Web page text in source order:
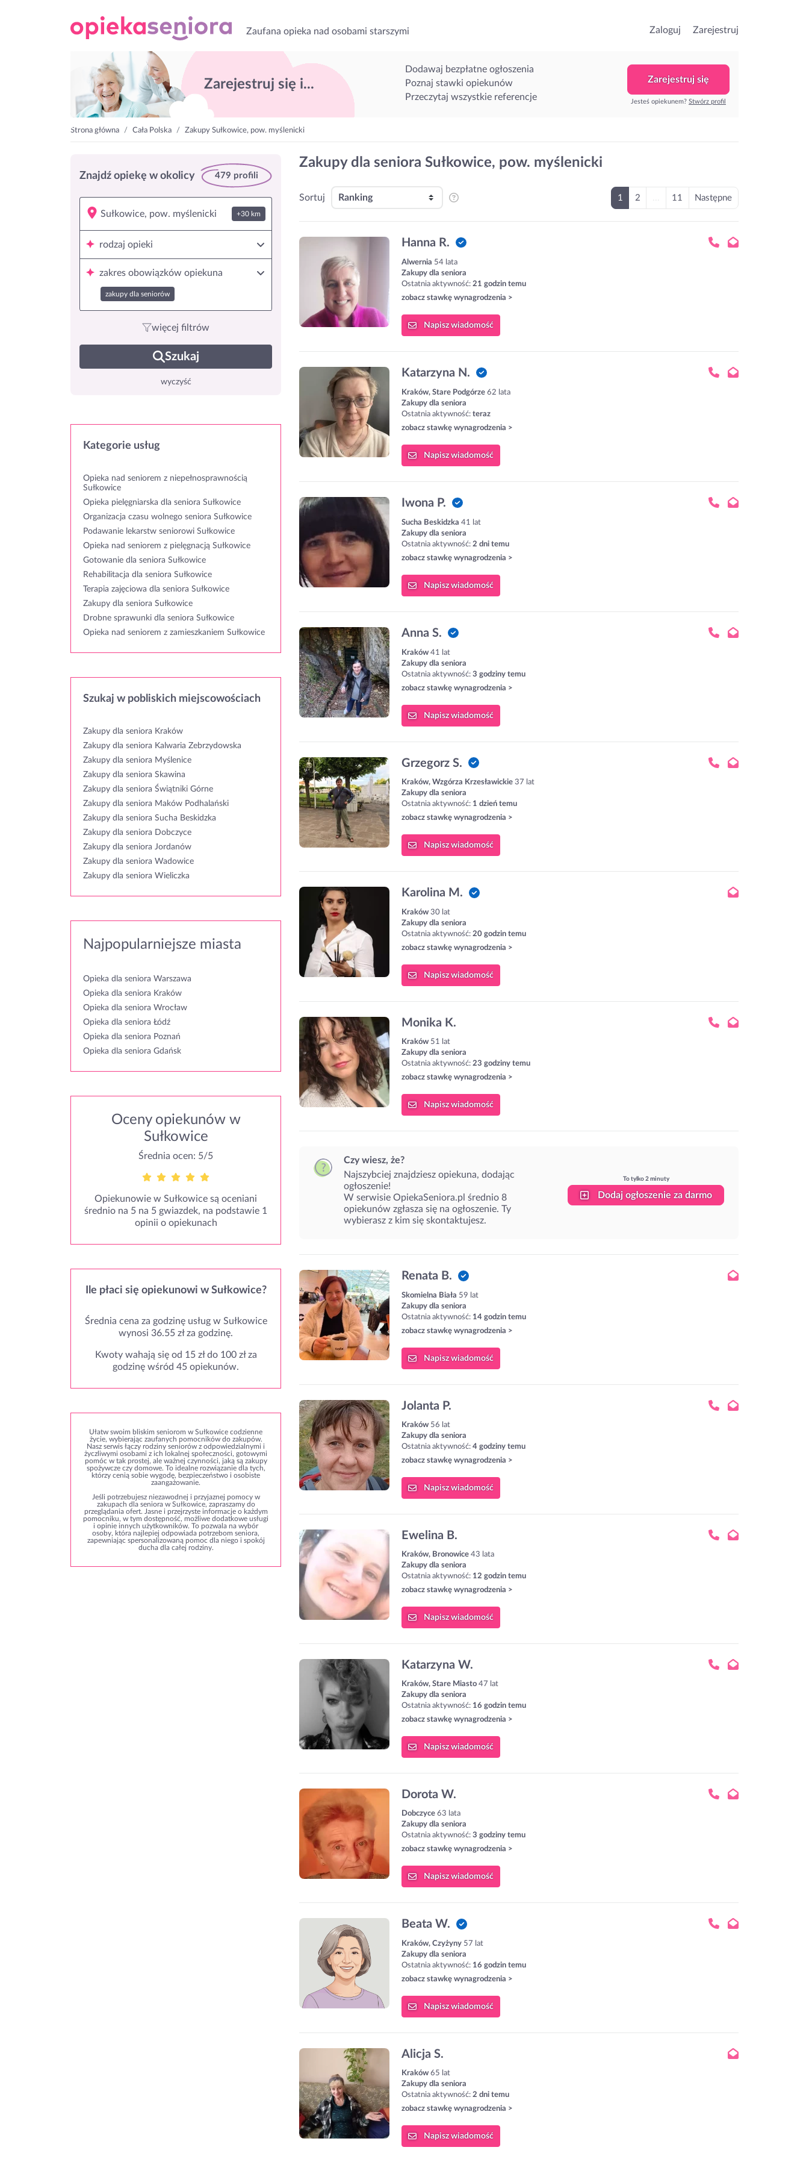
Zaufana opieka nad osobami starszymi Zaloguj Zarejestruj
Zarejestruj się i...
Dodawaj bezpłatne ogłoszenia
Poznaj stawki opiekunów
Przeczytaj wszystkie referencje
Zarejestruj się
Jesteś opiekunem? Stwórz profil
Strona główna Cała Polska Zakupy Sułkowice, pow. myślenicki
Znajdź opiekę w okolicy 479 profili
+30 km
rodzaj opieki
zakres obowiązków opiekuna
zakupy dla seniorów
więcej filtrów
Szukaj
wyczyść
Kategorie usług
Opieka nad seniorem z niepełnosprawnością
Sułkowice
Opieka pielęgniarska dla seniora Sułkowice
Organizacja czasu wolnego seniora Sułkowice
Podawanie lekarstw seniorowi Sułkowice
Opieka nad seniorem z pielęgnacją Sułkowice
Gotowanie dla seniora Sułkowice
Rehabilitacja dla seniora Sułkowice
Terapia zajęciowa dla seniora Sułkowice
Zakupy dla seniora Sułkowice
Drobne sprawunki dla seniora Sułkowice
Opieka nad seniorem z zamieszkaniem Sułkowice
Szukaj w pobliskich miejscowościach
Zakupy dla seniora Kraków
Zakupy dla seniora Kalwaria Zebrzydowska
Zakupy dla seniora Myślenice
Zakupy dla seniora Skawina
Zakupy dla seniora Świątniki Górne
Zakupy dla seniora Maków Podhalański
Zakupy dla seniora Sucha Beskidzka
Zakupy dla seniora Dobczyce
Zakupy dla seniora Jordanów
Zakupy dla seniora Wadowice
Zakupy dla seniora Wieliczka
Najpopularniejsze miasta
Opieka dla seniora Warszawa
Opieka dla seniora Kraków
Opieka dla seniora Wrocław
Opieka dla seniora Łódź
Opieka dla seniora Poznań
Opieka dla seniora Gdańsk
Oceny opiekunów w
Sułkowice
Średnia ocen: 5/5
Opiekunowie w Sułkowice są oceniani
średnio na 5 na 5 gwiazdek, na podstawie 1
opinii o opiekunach
Ile płaci się opiekunowi w Sułkowice?
Średnia cena za godzinę usług w Sułkowice
wynosi 36.55 zł za godzinę.
Kwoty wahają się od 15 zł do 100 zł za
godzinę wśród 45 opiekunów.
Ułatw swoim bliskim seniorom w Sułkowice codzienne
życie, wybierając zaufanych pomocników do zakupów.
Nasz serwis łączy rodziny seniorów z odpowiedzialnymi i
życzliwymi osobami z ich lokalnej społeczności, gotowymi
pomóc w tak prostej, ale ważnej czynności, jaką są zakupy
spożywcze czy domowe. To idealne rozwiązanie dla tych,
którzy cenią sobie wygodę, bezpieczeństwo i osobiste
zaangażowanie.
Jeśli potrzebujesz niezawodnej i przyjaznej pomocy w
zakupach dla seniora w Sułkowice, zapraszamy do
przeglądania ofert. Jasne i przejrzyste informacje o każdym
pomocniku, w tym dostępność, możliwe dodatkowe usługi
i opinie innych użytkowników. To pozwala na wybór
osoby, która najlepiej odpowiada potrzebom seniora,
zapewniając spersonalizowaną pomoc dla niego i spokój
ducha dla całej rodziny.
Zakupy dla seniora Sułkowice, pow. myślenicki
Sortuj 1 2 11 Następne
Hanna R.
Alwernia 54 lata
Zakupy dla seniora
Ostatnia aktywność: 21 godzin temu
zobacz stawkę wynagrodzenia >
Napiszwiadomość
Katarzyna N.
Kraków, Stare Podgórze 62 lata
Zakupy dla seniora
Ostatnia aktywność: teraz
zobacz stawkę wynagrodzenia >
Napiszwiadomość
Iwona P.
Sucha Beskidzka 41 lat
Zakupy dla seniora
Ostatnia aktywność: 2 dni temu
zobacz stawkę wynagrodzenia >
Napiszwiadomość
Anna S.
Kraków41 lat
Zakupy dla seniora
Ostatnia aktywność: 3 godziny temu
zobacz stawkę wynagrodzenia >
Napiszwiadomość
Grzegorz S.
Kraków, Wzgórza Krzesławickie 37 lat
Zakupy dla seniora
Ostatnia aktywność: 1 dzień temu
zobacz stawkę wynagrodzenia >
Napiszwiadomość
Karolina M.
Kraków30 lat
Zakupy dla seniora
Ostatnia aktywność: 20 godzin temu
zobacz stawkę wynagrodzenia >
Napiszwiadomość
Monika K.
Kraków51 lat
Zakupy dla seniora
Ostatnia aktywność: 23 godziny temu
zobacz stawkę wynagrodzenia >
Napiszwiadomość
Czy wiesz, że?
Najszybciej znajdziesz opiekuna, dodając
ogłoszenie!
W serwisie OpiekaSeniora.pl średnio 8
opiekunów zgłasza się na ogłoszenie. Ty
wybierasz z kim się skontaktujesz.
To tylko 2 minuty
Dodaj ogłoszenie za darmo
Renata B.
Skomielna Biała 59 lat
Zakupy dla seniora
Ostatnia aktywność: 14 godzin temu
zobacz stawkę wynagrodzenia >
Napiszwiadomość
Jolanta P.
Kraków56 lat
Zakupy dla seniora
Ostatnia aktywność: 4 godziny temu
zobacz stawkę wynagrodzenia >
Napiszwiadomość
Ewelina B.
Kraków, Bronowice 43 lata
Zakupy dla seniora
Ostatnia aktywność: 12 godzin temu
zobacz stawkę wynagrodzenia >
Napiszwiadomość
Katarzyna W.
Kraków, Stare Miasto 47 lat
Zakupy dla seniora
Ostatnia aktywność: 16 godzin temu
zobacz stawkę wynagrodzenia >
Napiszwiadomość
Dorota W.
Dobczyce 63 lata
Zakupy dla seniora
Ostatnia aktywność: 3 godziny temu
zobacz stawkę wynagrodzenia >
Napiszwiadomość
Beata W.
Kraków, Czyżyny 57 lat
Zakupy dla seniora
Ostatnia aktywność: 16 godzin temu
zobacz stawkę wynagrodzenia >
Napiszwiadomość
Alicja S.
Kraków65 lat
Zakupy dla seniora
Ostatnia aktywność: 2 dni temu
zobacz stawkę wynagrodzenia >
Napiszwiadomość